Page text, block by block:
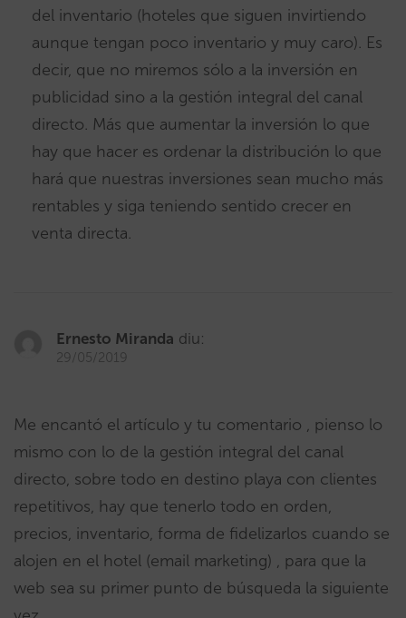
del inventario (hoteles que siguen invirtiendo
aunque tengan poco inventario y muy caro). Es
decir, que no miremos sólo a la inversión en
publicidad sino a la gestión integral del canal
directo. Más que aumentar la inversión lo que
hay que hacer es ordenar la distribución lo que
hará que nuestras inversiones sean mucho más
rentables y siga teniendo sentido crecer en
venta directa.
Ernesto Miranda diu:
29/05/2019
Me encantó el artículo y tu comentario , pienso lo
mismo con lo de la gestión integral del canal
directo, sobre todo en destino playa con clientes
repetitivos, hay que tenerlo todo en orden,
precios, inventario, forma de fidelizarlos cuando se
alojen en el hotel (email marketing) , para que la
web sea su primer punto de búsqueda la siguiente